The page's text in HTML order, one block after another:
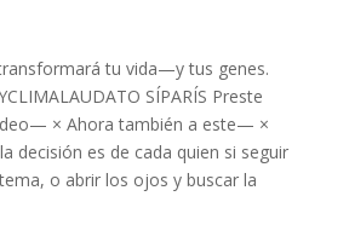
tu vida—y tus genes.
SÍPARÍS Preste
× Ahora también a este— ×
decisión es de cada quien si seguir
o abrir los ojos y buscar la